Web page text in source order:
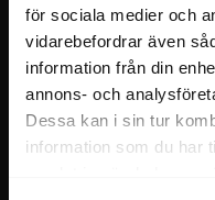
för sociala medier och
vidarebefordrar även
information från din
annons- och
Dessa kan i sin tur
information som du har